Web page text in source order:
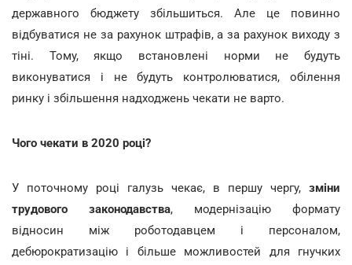
державного бюджету збільшиться. Але це повинно
відбуватися не за рахунок штрафів, а за рахунок виходу з
тіні. Тому, якщо встановлені норми не будуть
виконуватися і не будуть контролюватися, обілення
ринку і збільшення надходжень чекати не варто.
Чого чекати в 2020 році?
У поточному році галузь чекає, в першу чергу, зміни
трудового законодавства, модернізацію формату
відносин між роботодавцем і персоналом,
дебюрократизацію і більше можливостей для гнучких